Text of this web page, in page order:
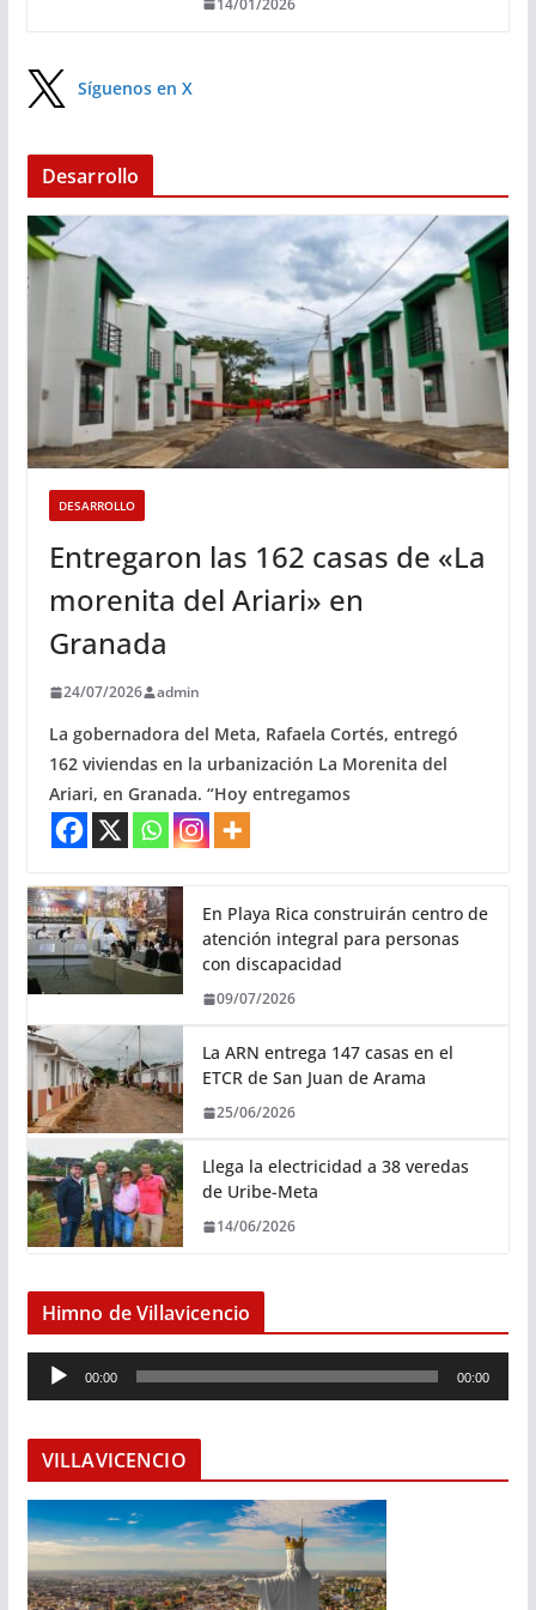
Síguenos en X
Desarrollo
DESARROLLO
Entregaron las 162 casas de «La
morenita del Ariari» en
Granada
24/07/2026 admin
La gobernadora del Meta, Rafaela Cortés, entregó
162 viviendas en la urbanización La Morenita del
Ariari, en Granada. “Hoy entregamos
En Playa Rica construirán centro de
atención integral para personas
con discapacidad
09/07/2026
La ARN entrega 147 casas en el
ETCR de San Juan de Arama
25/06/2026
Llega la electricidad a 38 veredas
de Uribe-Meta
14/06/2026
Himno de Villavicencio
e
o
d
u
c
00:00 00:00
VILLAVICENCIO